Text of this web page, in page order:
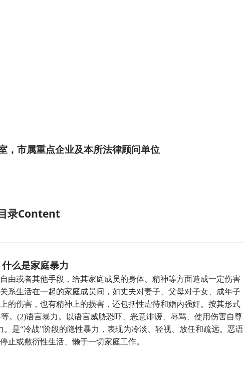
，市属重点企业及本所法律顾问单位
目录Content
什么是家庭暴力
由或者其他手段，给其家庭成员的身体、精神等方面造成一定伤害
系生活在一起的家庭成员间，如丈夫对妻子、父母对子女、成年子
的伤害，也有精神上的损害，还包括性虐待和婚内强奸。按其形式
。(2)语言暴力。以语言威胁恐吓、恶意诽谤、辱骂、使用伤害自尊
。是“冷战”阶段的隐性暴力，表现为冷淡、轻视、放任和疏远。恶语
止或敷衍性生活、懒于一切家庭工作。